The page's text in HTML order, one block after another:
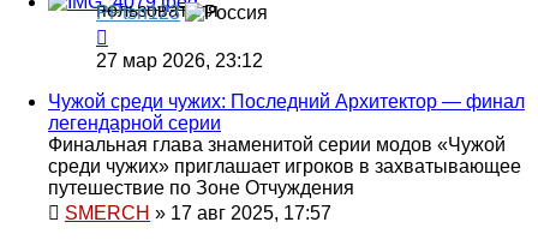
PPtsn123
27 мар 2026, 23:12
Чужой среди чужих: Последний Архитектор — финал
легендарной серии
Финальная глава знаменитой серии модов «Чужой
среди чужих» приглашает игроков в захватывающее
путешествие по Зоне Отчуждения
SMERCH » 17 авг 2025, 17:57